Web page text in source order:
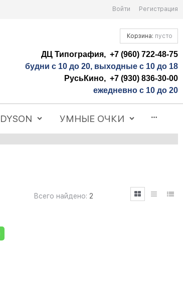
Войти Регистрация
Корзина: пусто
ДЦ Типография, +7 (960) 722-48-75
будни с 10 до 20, выходные с 10 до 18
РусьКино, +7 (930) 836-30-00
ежедневно с 10 до 20
DYSON УМНЫЕ ОЧКИ
Всего найдено: 2